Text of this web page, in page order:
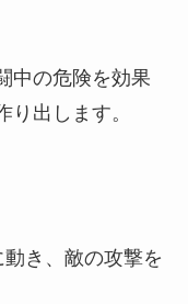
中の危険を効果
出します。
き、敵の攻撃を